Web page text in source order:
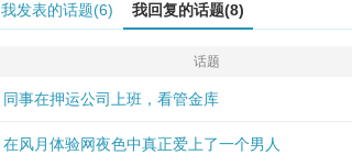
我发表的话题(6) 我回复的话题(8)
话题
同事在押运公司上班，看管金库
在风月体验网夜色中真正爱上了一个男人